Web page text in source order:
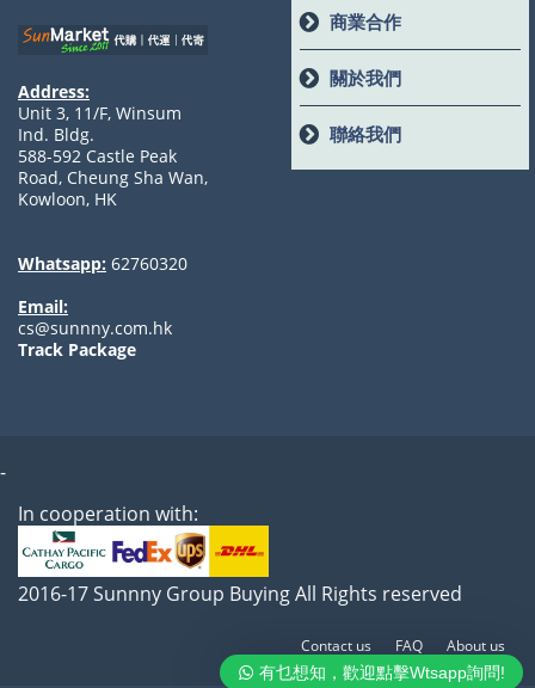
有乜想知，歡迎點擊Wtsapp詢問!
Address:
Unit 3, 11/F, Winsum
Ind. Bldg.
588-592 Castle Peak
Road, Cheung Sha Wan,
Kowloon, HK
Whatsapp: 62760320
Email:
cs@sunnny.com.hk
Track Package
商業合作
關於我們
聯絡我們
-
In cooperation with:
2016-17 Sunnny Group Buying All Rights reserved
Contact us FAQ About us